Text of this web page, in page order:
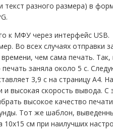
разного размера) в
к МФУ через интерфейс USB.
Во всех случаях отправки
чем сама печать. Так,
заняла около 5 с.
3,9 с на страницу А4.
высокая скорость вывода. С
высокое качество
Тот же шаблон,
см при наилучших